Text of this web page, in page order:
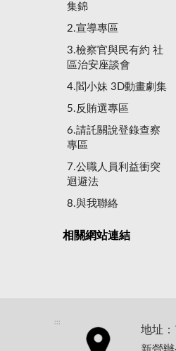
集錦
2.宣導專區
3.檢察官與民有約 社
區治安座談會
4.閻小妹 3D動畫劇集
5.反賄選專區
6.請託關說登錄查察
專區
7.公職人員利益衝突
迴避法
8.與我聯絡
相關網站連結
:::
地址